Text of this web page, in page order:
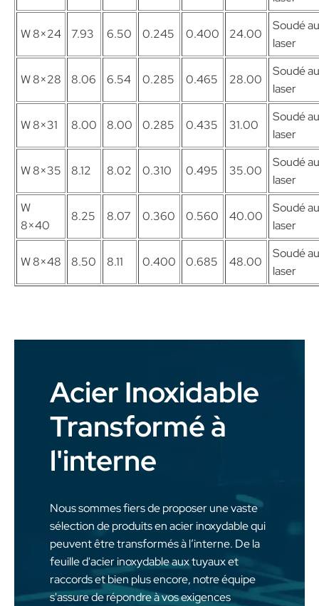
W 8×24 7.93 6.50 0.245 0.400 24.00
Soudé au
laser
W 8×28 8.06 6.54 0.285 0.465 28.00
Soudé au
laser
W 8×31 8.00 8.00 0.285 0.435 31.00
Soudé au
laser
W 8×35 8.12 8.02 0.310 0.495 35.00
Soudé au
laser
W
8×40
8.25 8.07 0.360 0.560 40.00
Soudé au
laser
W 8×48 8.50 8.11 0.400 0.685 48.00
Soudé au
laser
Acier Inoxidable
Transformé à
l'interne
Nous sommes fiers de proposer une vaste
sélection de produits en acier inoxydable qui
peuvent être transformés à l’interne. De la
feuille d'acier inoxydable aux tuyaux et
raccords et bien plus encore, notre équipe
s'assure de répondre à vos exigences